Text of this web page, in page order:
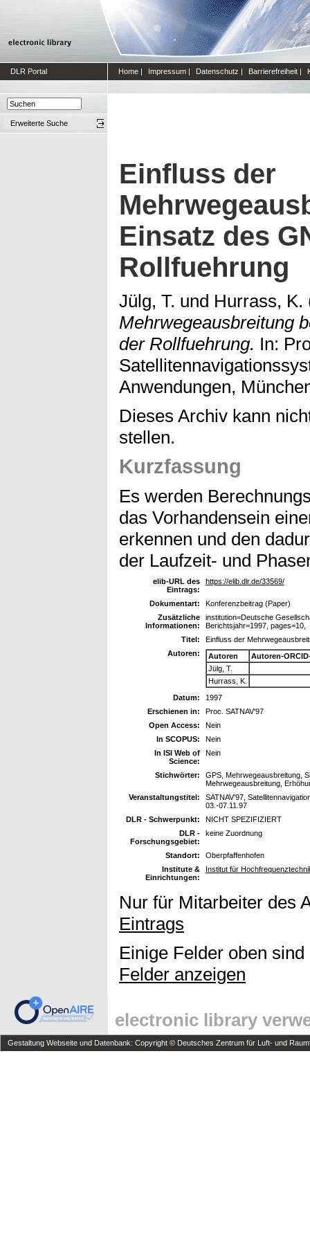
DLR Portal Home | Impressum | Datenschutz | Barrierefreiheit |
Erweiterte Suche
Einfluss der
Einsatz des
Rollfuehrung
Jülg, T. und Hurrass, K.
Mehrwegeausbreitung
der Rollfuehrung. In:
Anwendungen,
Dieses Archiv kann
stellen.
Kurzfassung
Es werden
das Vorhandensein
erkennen und den
der Laufzeit- und
elib-URL des
Eintrags:
https://elib.dlr.de/33569/
Dokumentart:
Konferenzbeitrag (Paper)
Zusätzliche
Informationen:
institution=Deutsche
Berichtsjahr=1997, pages=10,
Titel:
Einfluss der
Autoren:
Autoren
Autoren-
Jülg, T.
Hurrass, K.
Datum:
1997
Erschienen in:
Proc. SATNAV'97
Open Access:
Nein
In SCOPUS:
Nein
In ISI Web of
Science:
Nein
Stichwörter:
GPS, Mehrwegeausbreitung,
Mehrwegeausbreitung,
Veranstaltungstitel:
SATNAV'97,
03.-07.11.97
DLR - Schwerpunkt:
NICHT SPEZIFIZIERT
DLR -
Forschungsgebiet:
keine Zuordnung
Standort:
Oberpfaffenhofen
Institute &
Einrichtungen:
Institut für
Nur für Mitarbeiter des
Eintrags
Einige Felder oben
Felder anzeigen
electronic library
Gestaltung Webseite und Datenbank: Copyright © Deutsches Zentrum für Luft- und